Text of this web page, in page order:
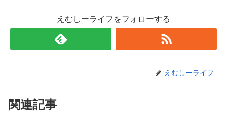
えむしーライフをフォローする
えむしーライフ
関連記事